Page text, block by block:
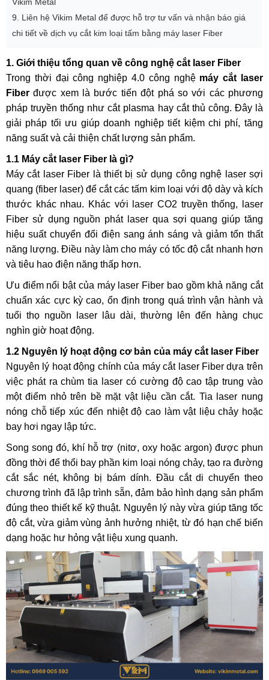
9. Liên hệ Vikim Metal để được hỗ trợ tư vấn và nhận báo giá
chi tiết về dịch vụ cắt kim loại tấm bằng máy laser Fiber
1. Giới thiệu tổng quan về công nghệ cắt laser Fiber
Trong thời đại công nghiệp 4.0 công nghệ máy cắt laser
Fiber được xem là bước tiến đột phá so với các phương
pháp truyền thống như cắt plasma hay cắt thủ công. Đây là
giải pháp tối ưu giúp doanh nghiệp tiết kiệm chi phí, tăng
năng suất và cải thiện chất lượng sản phẩm.
1.1 Máy cắt laser Fiber là gì?
Máy cắt laser Fiber là thiết bị sử dụng công nghệ laser sợi
quang (fiber laser) để cắt các tấm kim loại với độ dày và kích
thước khác nhau. Khác với laser CO2 truyền thống, laser
Fiber sử dụng nguồn phát laser qua sợi quang giúp tăng
hiệu suất chuyển đổi điện sang ánh sáng và giảm tổn thất
năng lượng. Điều này làm cho máy có tốc độ cắt nhanh hơn
và tiêu hao điện năng thấp hơn.
Ưu điểm nổi bật của máy laser Fiber bao gồm khả năng cắt
chuẩn xác cực kỳ cao, ổn định trong quá trình vận hành và
tuổi thọ nguồn laser lâu dài, thường lên đến hàng chục
nghìn giờ hoạt động.
1.2 Nguyên lý hoạt động cơ bản của máy cắt laser Fiber
Nguyên lý hoạt động chính của máy cắt laser Fiber dựa trên
việc phát ra chùm tia laser có cường độ cao tập trung vào
một điểm nhỏ trên bề mặt vật liệu cần cắt. Tia laser nung
nóng chỗ tiếp xúc đến nhiệt độ cao làm vật liệu chảy hoặc
bay hơi ngay lập tức.
Song song đó, khí hỗ trợ (nitơ, oxy hoặc argon) được phun
đồng thời để thổi bay phần kim loại nóng chảy, tạo ra đường
cắt sắc nét, không bị bám dính. Đầu cắt di chuyển theo
chương trình đã lập trình sẵn, đảm bảo hình dạng sản phẩm
đúng theo thiết kế kỹ thuật. Nguyên lý này vừa giúp tăng tốc
độ cắt, vừa giảm vùng ảnh hưởng nhiệt, từ đó hạn chế biến
dạng hoặc hư hỏng vật liệu xung quanh.